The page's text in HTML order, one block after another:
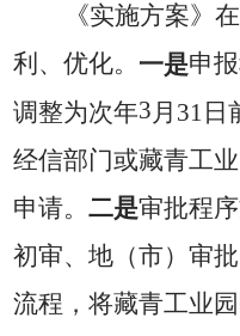
《实施方案》
利、优化。 一是申
调整为次年3 月 31 日
经信部门或藏青工
申请。二是审批程序
初审、地（市）审
流程，将藏青工业